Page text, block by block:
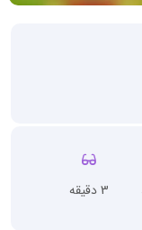
3 دقیقه